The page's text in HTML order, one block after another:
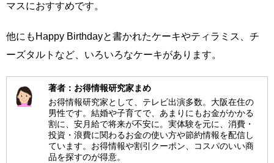
マスにおすすめです。
他にもHappy Birthdayと書かれたケーキやティラミス、チ
ーズタルトなど、いろいろなケーキがあります。
著者：お得情報研究家まめ
お得情報研究家として、テレビ出演多数。大阪在住の
男性です。結婚や子育てで、あまりにもお金がかかる
割に、安月給で将来が不安に。実体験を元に、消費・
投資・浪費に関わるお金の使い方や節約情報を配信し
ています。お得情報や割引クーポン、コスパのいい商
品を探すのが得意。